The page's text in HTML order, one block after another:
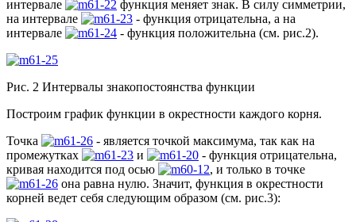
интервале
функция меняет знак. В силу симметрии,
на интервале
- функция отрицательна, а на
интервале
- функция положительна (см. рис.2).
Рис. 2 Интервалы знакопостоянства функции
Построим график функции в окрестности каждого корня.
Точка
- является точкой максимума, так как на
промежутках
и
- функция отрицательна,
кривая находится под осью
, и только в точке
она равна нулю. Значит, функция в окрестности
корней ведет себя следующим образом (см. рис.3):